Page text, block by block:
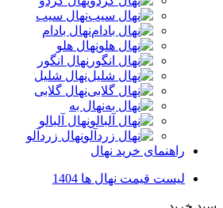
نهال سیب
نهال بادام
نهال هلو
نهال انگور
نهال شلیل
نهال گلابی
نهال به
نهال آلبالو
نهال زردآلو
راهنمای خرید نهال
لیست قیمت نهال ها 1404